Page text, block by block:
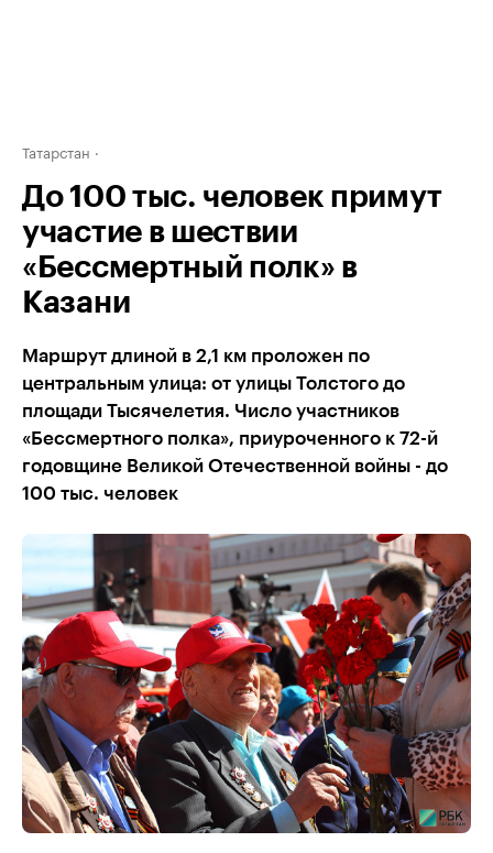
Татарстан
До 100 тыс. человек примут
участие в шествии
«Бессмертный полк» в
Казани
Маршрут длиной в 2,1 км проложен по
центральным улица: от улицы Толстого до
площади Тысячелетия. Число участников
«Бессмертного полка», приуроченного к 72-й
годовщине Великой Отечественной войны - до
100 тыс. человек